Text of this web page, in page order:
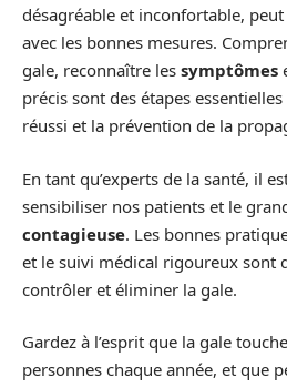
désagréable et inconfortable,
avec les bonnes mesures.
gale, reconnaître les symptômes
précis sont des étapes
réussi et la prévention de la
En tant qu’experts de la santé, il
sensibiliser nos patients et le
contagieuse. Les bonnes
et le suivi médical rigoureux sont
contrôler et éliminer la gale.
Gardez à l’esprit que la gale
personnes chaque année, et que